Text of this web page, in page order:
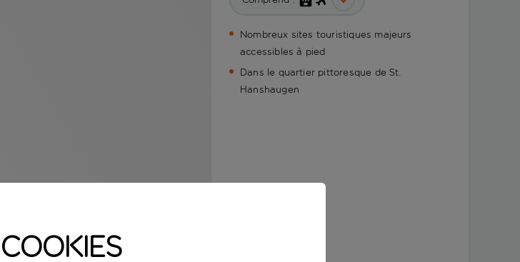
Nombreux sites touristiques majeurs
accessibles à pied
Dans le quartier pittoresque de St.
Hanshaugen
COOKIES